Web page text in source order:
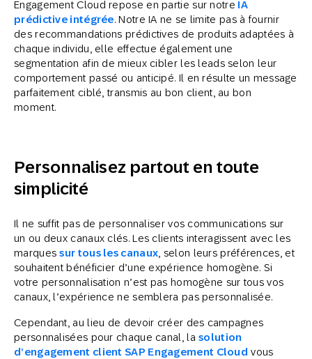
Engagement Cloud repose en partie sur notre IA
prédictive intégrée. Notre IA ne se limite pas à fournir
des recommandations prédictives de produits adaptées à
chaque individu, elle effectue également une
segmentation afin de mieux cibler les leads selon leur
comportement passé ou anticipé. Il en résulte un message
parfaitement ciblé, transmis au bon client, au bon
moment.
Personnalisez partout en toute
simplicité
Il ne suffit pas de personnaliser vos communications sur
un ou deux canaux clés. Les clients interagissent avec les
marquessur tous les canaux , selon leurs préférences, et
souhaitent bénéficier d’une expérience homogène. Si
votre personnalisation n’est pas homogène sur tous vos
canaux, l’expérience ne semblera pas personnalisée.
Cependant, au lieu de devoir créer des campagnes
personnalisées pour chaque canal, lasolution
d’engagement client SAP Engagement Cloud vous